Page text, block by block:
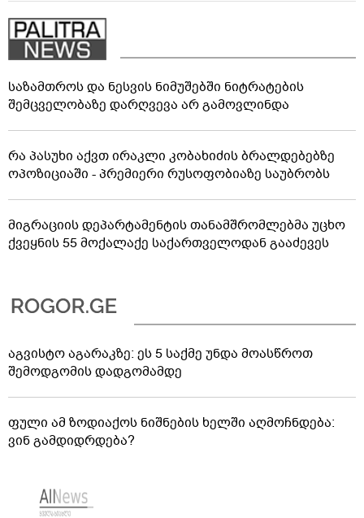
საზამთროს და ნესვის ნიმუშებში ნიტრატების
შემცველობაზე დარღვევა არ გამოვლინდა
რა პასუხი აქვთ ირაკლი კობახიძის ბრალდებებზე
ოპოზიციაში - პრემიერი რუსოფობიაზე საუბრობს
მიგრაციის დეპარტამენტის თანამშრომლებმა უცხო
ქვეყნის 55 მოქალაქე საქართველოდან გააძევეს
აგვისტო აგარაკზე: ეს 5 საქმე უნდა მოასწროთ
შემოდგომის დადგომამდე
ფული ამ ზოდიაქოს ნიშნების ხელში აღმოჩნდება:
ვინ გამდიდრდება?